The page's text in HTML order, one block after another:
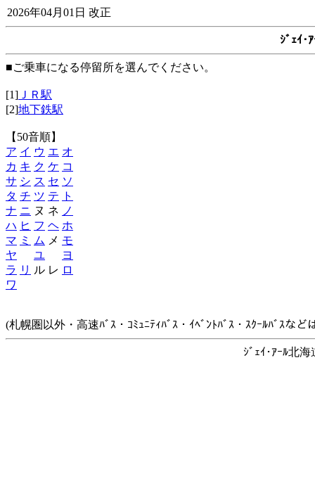
2026年04月01日 改正
ｼﾞｪｲ･
■ご乗車になる停留所を選んでください。
[1] ＪＲ駅
[2]地下鉄駅
【50音順】
ア イ ウ エ オ
カ キ ク ケ コ
サ シ ス セ ソ
タ チ ツ テ
ト
ナ ニ ヌ ネ ノ
ハ ヒ フ ヘ ホ
マ ミ ム メ モ
ヤ
ユ
ヨ
ラ リ ル レ ロ
ワ
(札幌圏以外・高速ﾊﾞｽ・ｺﾐｭﾆﾃｨﾊﾞｽ・ｲﾍﾞﾝﾄﾊﾞｽ・ｽｸｰﾙﾊﾞｽな
ｼﾞｪｲ･ｱｰﾙ北